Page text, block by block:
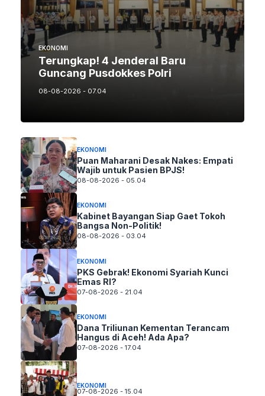
EKONOMI
Terungkap! 4 Jenderal Baru
Guncang Pusdokkes Polri
08-08-2026 - 07.04
EKONOMI
Puan Maharani Desak Nakes: Empati
Wajib untuk Pasien BPJS!
08-08-2026 - 05.04
EKONOMI
Kabinet Bayangan Siap Gaet Tokoh
Bangsa Non-Politik!
08-08-2026 - 03.04
EKONOMI
PKS Gebrak! Ekonomi Syariah Kunci
Emas RI?
07-08-2026 - 21.04
EKONOMI
Dana Triliunan Kementan Terancam
Hangus di Aceh! Ada Apa?
07-08-2026 - 17.04
EKONOMI
07-08-2026 - 15.04